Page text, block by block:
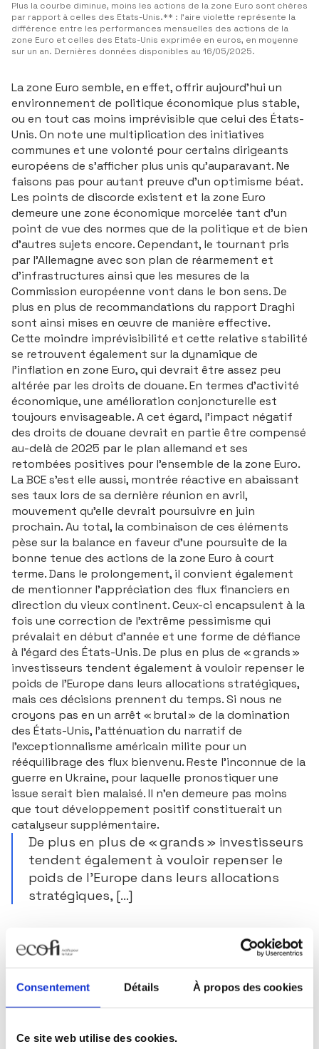
Consentement Détails À propos des cookies
Ce site web utilise des cookies.
Plus la courbe diminue, moins les actions de la zone Euro sont chères
par rapport à celles des Etats-Unis.** : l’aire violette représente la
différence entre les performances mensuelles des actions de la
zone Euro et celles des Etats-Unis exprimée en euros, en moyenne
sur un an. Dernières données disponibles au 16/05/2025.
La zone Euro semble, en effet, offrir aujourd’hui un
environnement de politique économique plus stable,
ou en tout cas moins imprévisible que celui des États-
Unis. On note une multiplication des initiatives
communes et une volonté pour certains dirigeants
européens de s’afficher plus unis qu’auparavant. Ne
faisons pas pour autant preuve d’un optimisme béat.
Les points de discorde existent et la zone Euro
demeure une zone économique morcelée tant d’un
point de vue des normes que de la politique et de bien
d’autres sujets encore. Cependant, le tournant pris
par l’Allemagne avec son plan de réarmement et
d’infrastructures ainsi que les mesures de la
Commission européenne vont dans le bon sens. De
plus en plus de recommandations du rapport Draghi
sont ainsi mises en œuvre de manière effective.
Cette moindre imprévisibilité et cette relative stabilité
se retrouvent également sur la dynamique de
l’inflation en zone Euro, qui devrait être assez peu
altérée par les droits de douane. En termes d’activité
économique, une amélioration conjoncturelle est
toujours envisageable. A cet égard, l’impact négatif
des droits de douane devrait en partie être compensé
au-delà de 2025 par le plan allemand et ses
retombées positives pour l’ensemble de la zone Euro.
La BCE s’est elle aussi, montrée réactive en abaissant
ses taux lors de sa dernière réunion en avril,
mouvement qu’elle devrait poursuivre en juin
prochain. Au total, la combinaison de ces éléments
pèse sur la balance en faveur d’une poursuite de la
bonne tenue des actions de la zone Euro à court
terme. Dans le prolongement, il convient également
de mentionner l’appréciation des flux financiers en
direction du vieux continent. Ceux-ci encapsulent à la
fois une correction de l’extrême pessimisme qui
prévalait en début d’année et une forme de défiance
à l’égard des États-Unis. De plus en plus de « grands »
investisseurs tendent également à vouloir repenser le
poids de l’Europe dans leurs allocations stratégiques,
mais ces décisions prennent du temps. Si nous ne
croyons pas en un arrêt « brutal » de la domination
des États-Unis, l’atténuation du narratif de
l’exceptionnalisme américain milite pour un
rééquilibrage des flux bienvenu. Reste l’inconnue de la
guerre en Ukraine, pour laquelle pronostiquer une
issue serait bien malaisé. Il n’en demeure pas moins
que tout développement positif constituerait un
catalyseur supplémentaire.
De plus en plus de « grands » investisseurs
tendent également à vouloir repenser le
poids de l’Europe dans leurs allocations
stratégiques, [...]
Au cours de la séquence récente, les actions
américaines ont toutefois assez rapidement rattrapé
et dépassé leurs niveaux pré « Liberation Day » grâce
au moratoire de 90 jours sur les droits de douane
réciproques et aux accords commerciaux trouvés
avec le Royaume-Uni et la Chine. Après avoir été
en particulier les « 7 magnifiques » – ont retrouvé